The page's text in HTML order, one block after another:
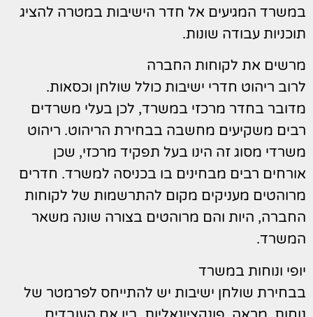
במשרד המגיעים אל חדר הישיבות במטרה להציג
תוכניות עבודה שונות.
מרשים את לקוחות החברה
לרוב ריהוט חדרי ישיבות כולל שולחן וכסאות.
מדובר בחדר מרכזי במשרד, לכן בעלי משרדים
רבים משקיעים מחשבה בבחירת הריהוט. ריהוט
משרדי מסוג זה הינו בעל תפקיד מרכזי, שכן
אורחים רבים מבחינים בו בכניסה למשרד. חדרים
מרוהטים מעניקים מקום להתרשמות של לקוחות
החברה, היות והם מרוהטים בצורה שונה משאר
המשרד.
יופי ונוחות במשרד
בבחירת שולחן ישיבות יש להתייחס לפרמטר של